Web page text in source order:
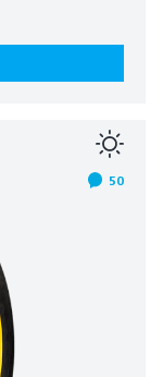
50